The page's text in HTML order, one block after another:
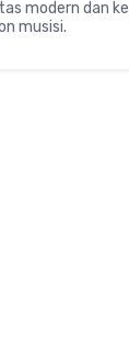
modern dan
musisi.